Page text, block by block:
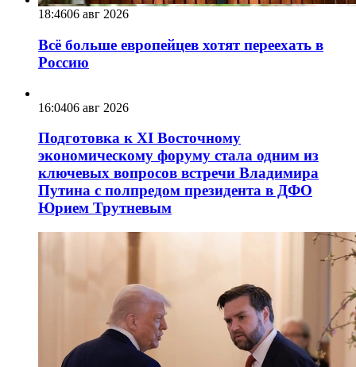
18:4606 авг 2026
Всё больше европейцев хотят переехать в
Россию
16:0406 авг 2026
Подготовка к XI Восточному
экономическому форуму стала одним из
ключевых вопросов встречи Владимира
Путина с полпредом президента в ДФО
Юрием Трутневым